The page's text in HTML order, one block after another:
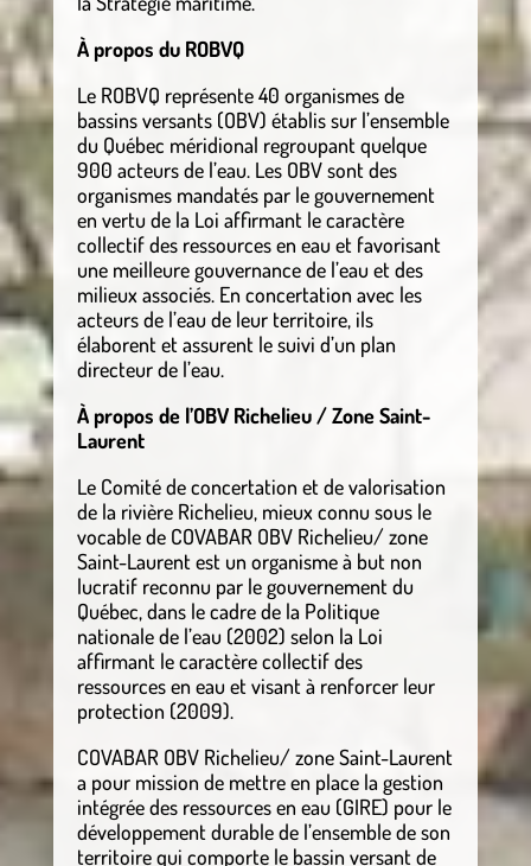
À propos du ROBVQ
Le ROBVQ représente 40 organismes de
bassins versants (OBV) établis sur l’ensemble
du Québec méridional regroupant quelque
900 acteurs de l’eau. Les OBV sont des
organismes mandatés par le gouvernement
en vertu de la Loi affirmant le caractère
collectif des ressources en eau et favorisant
une meilleure gouvernance de l’eau et des
milieux associés. En concertation avec les
acteurs de l’eau de leur territoire, ils
élaborent et assurent le suivi d’un plan
directeur de l’eau.
À propos de l’OBV Richelieu / Zone Saint-
Laurent
Le Comité de concertation et de valorisation
de la rivière Richelieu, mieux connu sous le
vocable de COVABAR OBV Richelieu/ zone
Saint-Laurent est un organisme à but non
lucratif reconnu par le gouvernement du
Québec, dans le cadre de la Politique
nationale de l’eau (2002) selon la Loi
affirmant le caractère collectif des
ressources en eau et visant à renforcer leur
protection (2009).
COVABAR OBV Richelieu/ zone Saint-Laurent
a pour mission de mettre en place la gestion
intégrée des ressources en eau (GIRE) pour le
développement durable de l’ensemble de son
territoire qui comporte le bassin versant de